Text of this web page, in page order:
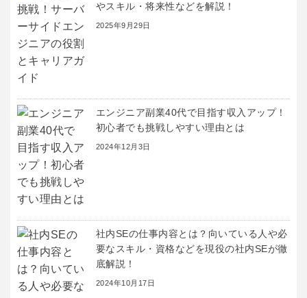
やスキル・将来性などを解説！
2025年9月29日
エンジニア副業40代で目指す収入アップ！
初心者でも挑戦しやすい理由とは
2024年12月3日
社内SEの仕事内容とは？向いている人や必
要なスキル・資格などを現役の社内SEが徹
底解説！
2024年10月17日